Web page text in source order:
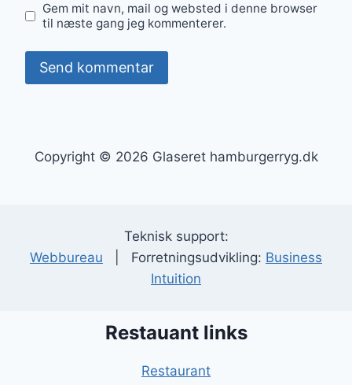
Gem mit navn, mail og websted i denne browser
til næste gang jeg kommenterer.
Copyright © 2026 Glaseret hamburgerryg.dk
Teknisk support:
Webbureau | Forretningsudvikling: Business
Intuition
Restauant links
Restaurant